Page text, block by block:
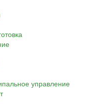
управление